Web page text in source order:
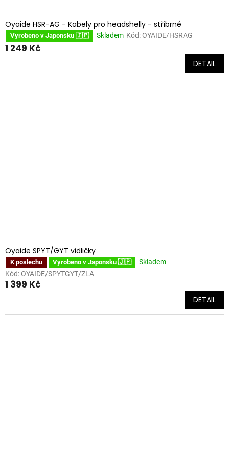
Oyaide HSR-AG - Kabely pro headshelly - stříbrné
Vyrobeno v Japonsku 🇯🇵 Skladem Kód: OYAIDE/HSRAG
1 249 Kč
DETAIL
Oyaide SPYT/GYT vidličky
K poslechu Vyrobeno v Japonsku 🇯🇵
Skladem
Kód: OYAIDE/SPYTGYT/ZLA
1 399 Kč
DETAIL